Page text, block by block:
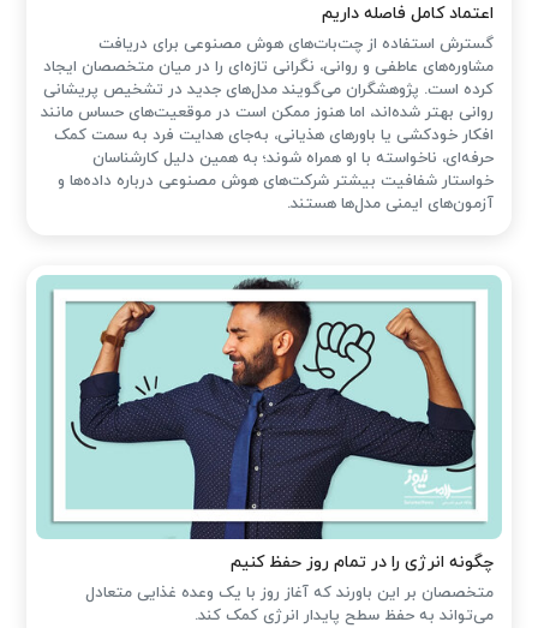
اعتماد کامل فاصله داریم
گسترش استفاده از چت‌بات‌های هوش مصنوعی برای دریافت
مشاوره‌های عاطفی و روانی، نگرانی تازه‌ای را در میان متخصصان ایجاد
کرده است. پژوهشگران می‌گویند مدل‌های جدید در تشخیص پریشانی
روانی بهتر شده‌اند، اما هنوز ممکن است در موقعیت‌های حساس مانند
افکار خودکشی یا باورهای هذیانی، به‌جای هدایت فرد به سمت کمک
حرفه‌ای، ناخواسته با او همراه شوند؛ به همین دلیل کارشناسان
خواستار شفافیت بیشتر شرکت‌های هوش مصنوعی درباره داده‌ها و
آزمون‌های ایمنی مدل‌ها هستند.
چگونه انرژی را در تمام روز حفظ کنیم
متخصصان بر این باورند که آغاز روز با یک وعده غذایی متعادل
می‌تواند به حفظ سطح پایدار انرژی کمک کند.